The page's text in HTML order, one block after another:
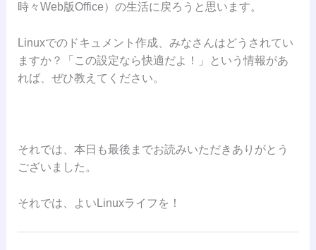
時々Web版Office）の生活に戻ろうと思います。
Linuxでのドキュメント作成、みなさんはどうされてい
ますか？「この設定なら快適だよ！」という情報があ
れば、ぜひ教えてください。
それでは、本日も最後までお読みいただきありがとう
ございました。
それでは、よいLinuxライフを！